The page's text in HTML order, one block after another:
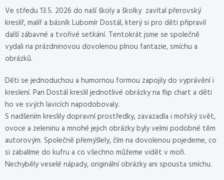
Ve středu 13.5. 2026 do naší školy a školky zavítal přerovský
kreslíř, malíř a básník Lubomír Dostál, který si pro děti připravil
další zábavné a tvořivé setkání. Tentokrát jsme se společně
vydali na prázdninovou dovolenou plnou fantazie, smíchu a
obrázků.
Děti se jednoduchou a humornou formou zapojily do vyprávění i
kreslení. Pan Dostál kreslil jednotlivé obrázky na flip chart a děti
ho ve svých lavicích napodobovaly.
S nadšením kreslily dopravní prostředky, zavazadla i mořský svět,
ovoce a zeleninu a mnohé jejich obrázky byly velmi podobné těm
autorovým. Společně přemýšlely, čím na dovolenou pojedeme, co
si zabalíme do kufru a co všechno můžeme vidět v moři.
Nechyběly veselé nápady, originální obrázky ani spousta smíchu.